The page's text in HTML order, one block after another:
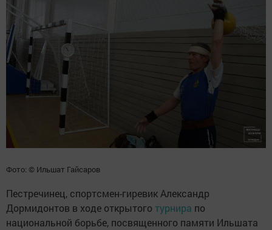
Фото: © Ильшат Гайсаров
Пестречинец, спортсмен-гиревик Александр
Дормидонтов в ходе открытого турнира по
национальной борьбе, посвященного памяти Ильшата